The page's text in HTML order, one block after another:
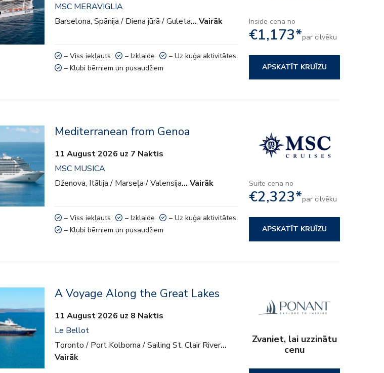
MSC MERAVIGLIA
Barselona, Spānija / Diena jūrā / Guleta… Vairāk
– Viss iekļauts – Izklaide
– Uz kuģa aktivitātes
– Klubi bērniem un pusaudžiem
Inside cena no
€1,173*par cilvēku
APSKATĪT KRUĪZU
Mediterranean from Genoa
11 August 2026 uz 7 Naktis
MSC MUSICA
Dženova, Itālija / Marseļa / Valensija… Vairāk
– Viss iekļauts – Izklaide
– Uz kuģa aktivitātes
– Klubi bērniem un pusaudžiem
Suite cena no
€2,323*par cilvēku
APSKATĪT KRUĪZU
A Voyage Along the Great Lakes
11 August 2026 uz 8 Naktis
Le Bellot
Toronto / Port Kolborna / Sailing St. Clair River…
Vairāk
Zvaniet, lai uzzinātu
cenu